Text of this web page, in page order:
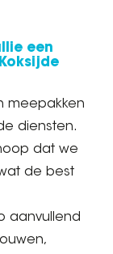
een
meepakken
diensten.
dat we
de best
aanvullend